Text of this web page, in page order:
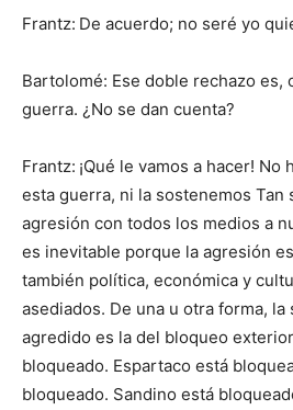
Frantz: De acuerdo; no seré yo
Bartolomé: Ese doble rechazo es,
guerra. ¿No se dan cuenta?
Frantz: ¡Qué le vamos a hacer! No
esta guerra, ni la sostenemos Tan
agresión con todos los medios a
es inevitable porque la agresión
también política, económica y
asediados. De una u otra forma,
agredido es la del bloqueo
bloqueado. Espartaco está
bloqueado. Sandino está